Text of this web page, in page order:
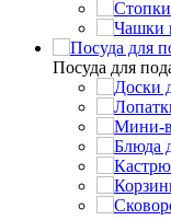
Посуда для